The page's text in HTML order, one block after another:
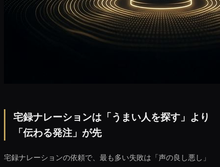
宅録ナレーションは「うまい人を探す」より
「伝わる発注」が先
宅録ナレーションの依頼で、最も多い失敗は「声の良し悪し」